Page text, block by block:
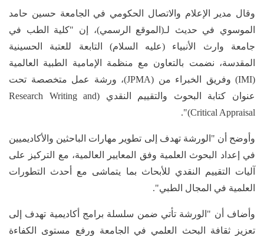
وقال مدير الإعلام والاتصال الحكومي في الجامعة حسين حامد
الموسوي في حديث لـ(الموقع الرسمي)، إن "كلية الطب في
جامعة وارث الأنبياء (عليه السلام) التابعة للعتبة الحسينية
المقدسة، نضمت بالتعاون مع منظمة الإمامية الطبية العالمية
(IMI) وفريق الخبراء من (JPMA)، ورشة عمل متخصصة تحت
عنوان كتابة البحوث والتقييم النقدي (Research Writing and
Critical Appraisal)".
وأوضح أن "الورشة تهدف إلى تطوير مهارات الباحثين والأكاديميين
في إعداد البحوث العلمية وفق المعايير العالمية، مع التركيز على
آليات التقييم النقدي للأبحاث بما يتماشى مع أحدث التطورات
العلمية في المجال الطبي".
وأضاف أن "الورشة تأتي ضمن سلسلة برامج أكاديمية تهدف إلى
تعزيز ثقافة البحث العلمي في الجامعة ورفع مستوى الكفاءة